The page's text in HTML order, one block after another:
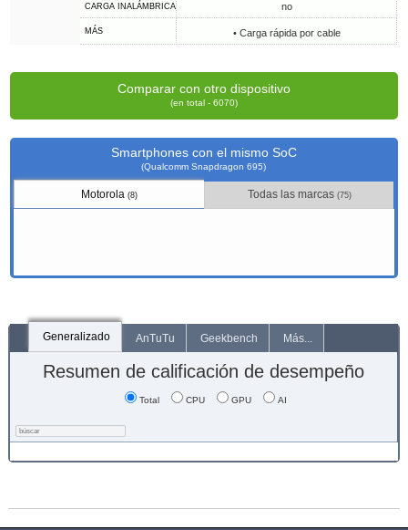
CARGA INALÁMBRICA no
MÁS • Carga rápida por cable
Comparar con otro dispositivo
(en total - 6070)
Smartphones con el mismo SoC
(Qualcomm Snapdragon 695)
Motorola(8) Todas las marcas (75)
Generalizado AnTuTu Geekbench Más...
Resumen de calificación de desempeño
Total CPU GPU AI